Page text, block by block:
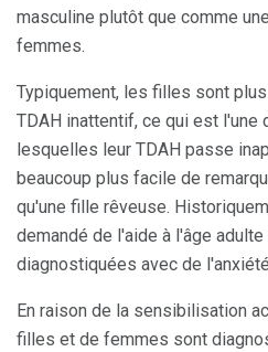
masculine plutôt que comme
femmes.
Typiquement, les filles sont
TDAH inattentif, ce qui est l'une
lesquelles leur TDAH passe
beaucoup plus facile de
qu'une fille rêveuse.
demandé de l'aide à l'âge
diagnostiquées avec de
En raison de la sensibilisation
filles et de femmes sont